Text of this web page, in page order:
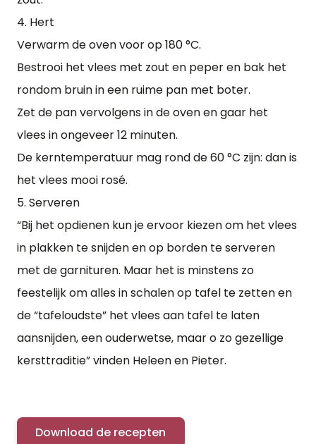
4. Hert
Verwarm de oven voor op 180 °C.
Bestrooi het vlees met zout en peper en bak het
rondom bruin in een ruime pan met boter.
Zet de pan vervolgens in de oven en gaar het
vlees in ongeveer 12 minuten.
De kerntemperatuur mag rond de 60 °C zijn: dan is
het vlees mooi rosé.
5. Serveren
“Bij het opdienen kun je ervoor kiezen om het vlees
in plakken te snijden en op borden te serveren
met de garnituren. Maar het is minstens zo
feestelijk om alles in schalen op tafel te zetten en
de “tafeloudste” het vlees aan tafel te laten
aansnijden, een ouderwetse, maar o zo gezellige
kersttraditie” vinden Heleen en Pieter.
Download de recepten